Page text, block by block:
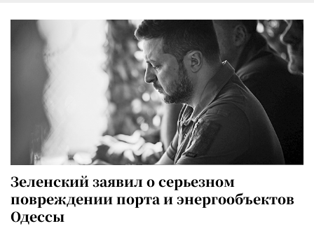
Зеленский заявил о серьезном
повреждении порта и энергообъектов
Одессы